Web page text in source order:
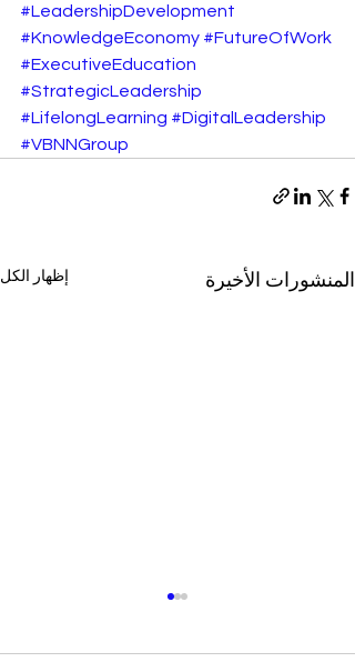
#LeadershipDevelopment
#KnowledgeEconomy #FutureOfWork
#ExecutiveEducation
#StrategicLeadership
#LifelongLearning #DigitalLeadership
#VBNNGroup
المنشورات الأخيرة إظهار الكل